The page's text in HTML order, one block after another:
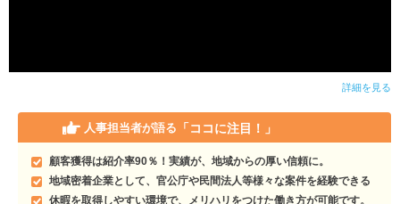
詳細を見る
人事担当者が語る 「ココに注目！」
顧客獲得は紹介率90％！実績が、地域からの厚い信頼に。
地域密着企業として、官公庁や民間法人等様々な案件を経験できる
休暇を取得しやすい環境で、メリハリをつけた働き方が可能です。